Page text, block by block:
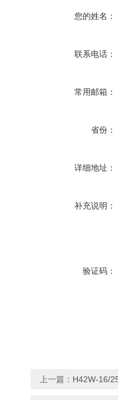
您的姓名：
联系电话：
常用邮箱：
省份：
详细地址：
补充说明：
验证码：
上一篇： H42W-16/